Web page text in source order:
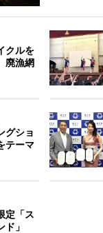
クルを
廃漁網
グショ
テーマ
定「ス
」